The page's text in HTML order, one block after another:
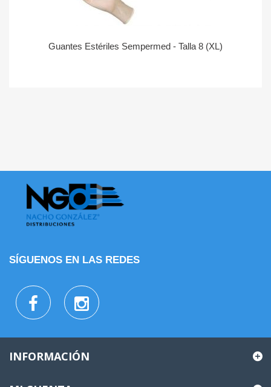
Guantes Estériles Sempermed - Talla 8 (XL)
SÍGUENOS EN LAS REDES
INFORMACIÓN